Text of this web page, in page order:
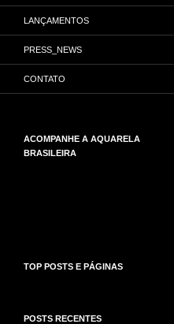
LANÇAMENTOS
PRESS_NEWS
CONTATO
ACOMPANHE A AQUARELA
BRASILEIRA
TOP POSTS E PÁGINAS
POSTS RECENTES